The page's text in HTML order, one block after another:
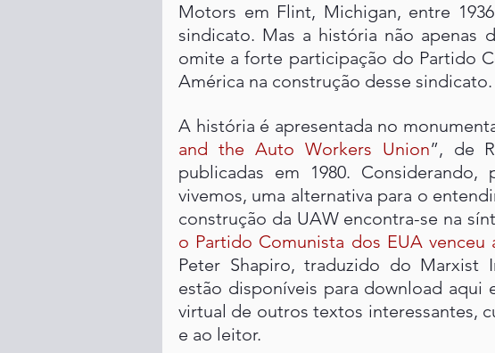
Motors em Flint, Michigan, entre
sindicato. Mas a história não apenas
omite a forte participação do Partido
América na construção desse sindicato.
A história é apresentada no
and the Auto Workers Union”, de
publicadas em 1980.
vivemos, uma alternativa para o
construção da UAW encontra-se na
o Partido Comunista dos EUA
Peter Shapiro, traduzido do Marxist
estão disponíveis para download aqui
virtual de outros textos interessantes,
e ao leitor.